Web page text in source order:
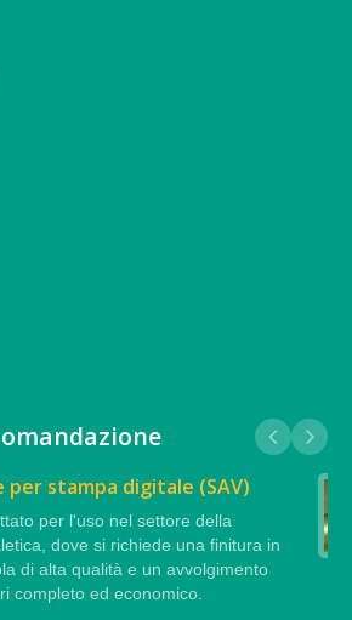
per stampa digitale (SAV)
per l'uso nel settore della
dove si richiede una finitura in
di alta qualità e un avvolgimento
completo ed economico.